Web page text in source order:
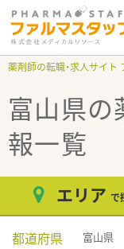
薬剤師の転職・求人サイト
富山県の
報一覧
エリア で
都道府県 富山県